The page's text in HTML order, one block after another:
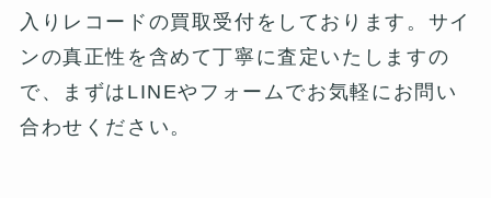
入りレコードの買取受付をしております。サイ
ンの真正性を含めて丁寧に査定いたしますの
で、まずはLINEやフォームでお気軽にお問い
合わせください。